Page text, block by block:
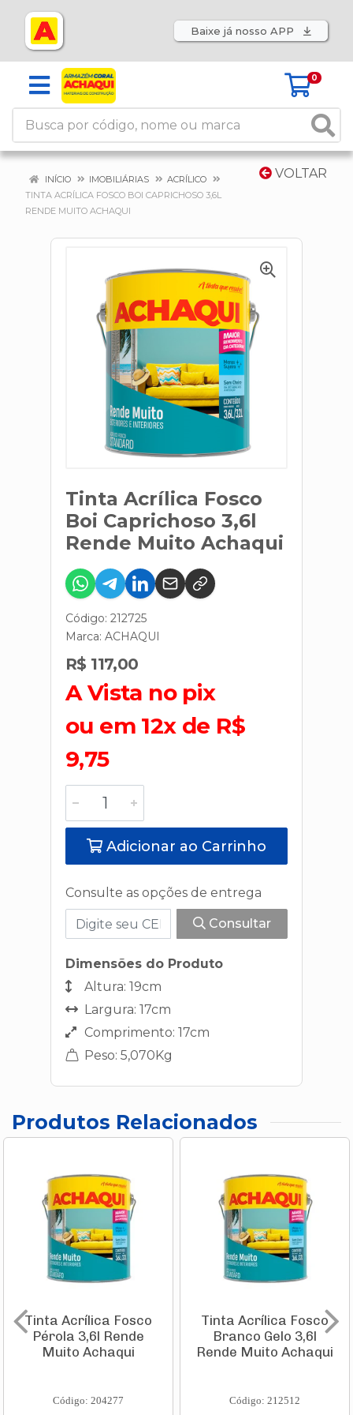
Baixe já nosso APP
0
VOLTAR
INÍCIO IMOBILIÁRIAS
ACRÍLICO
TINTA ACRÍLICA FOSCO BOI CAPRICHOSO 3,6L
RENDE MUITO ACHAQUI
Tinta Acrílica Fosco
Boi Caprichoso 3,6l
Rende Muito Achaqui
Código: 212725
Marca: ACHAQUI
R$ 117,00
A Vista no pix
ou em 12x de R$
9,75
Adicionar ao Carrinho
Consulte as opções de entrega
Consultar
Dimensões do Produto
Altura: 19cm
Largura: 17cm
Comprimento: 17cm
Peso: 5,070Kg
Produtos Relacionados
Tinta Acrílica Fosco
Pérola 3,6l Rende
Muito Achaqui
Código: 204277
Tinta Acrílica Fosco
Branco Gelo 3,6l
Rende Muito Achaqui
Código: 212512